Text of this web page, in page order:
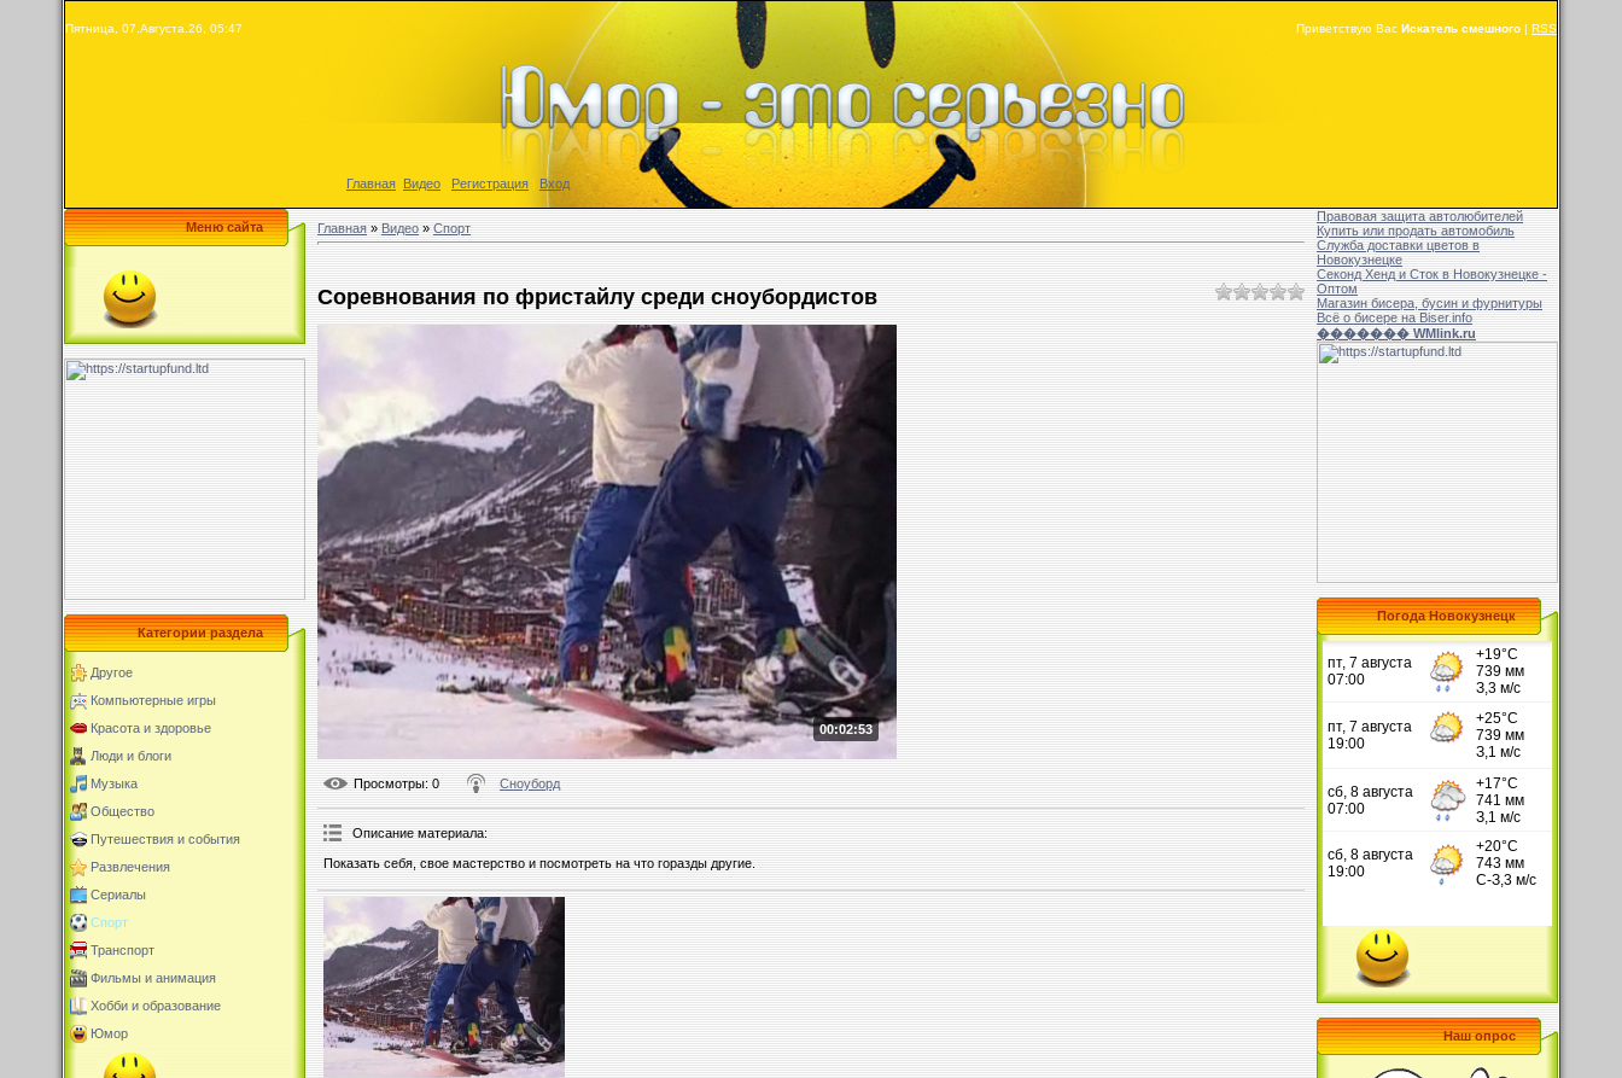
Пятница, 07.Августа.26, 05:47 Приветствую Вас Искатель смешного | RSS
Главная Видео Регистрация Вход
Меню сайта
Категории раздела
Другое
Компьютерные игры
Красота и здоровье
Люди и блоги
Музыка
Общество
Путешествия и события
Развлечения
Сериалы
Спорт
Транспорт
Фильмы и анимация
Хобби и образование
Юмор
Главная»Видео»Спорт
Соревнования по фристайлу среди сноубордистов
00:02:53
Просмотры: 0 Сноуборд
Описание материала:
Показать себя, свое мастерство и посмотреть на что горазды другие.
Правовая защита автолюбителей
Купить или продать автомобиль
Служба доставки цветов в
Новокузнецке
Секонд Хенд и Сток в Новокузнецке -
Оптом
Магазин бисера, бусин и фурнитуры
Всё о бисере на Biser.info
������� WMlink.ru
Погода Новокузнецк
Наш опрос